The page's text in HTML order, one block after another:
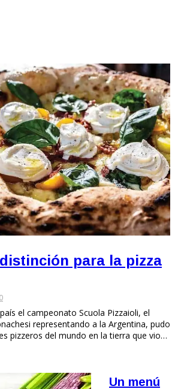
para la pizza
0
el campeonato Scuola Pizzaioli, el
representando a la Argentina, pudo
pizzeros del mundo en la tierra que vio…
Un menú